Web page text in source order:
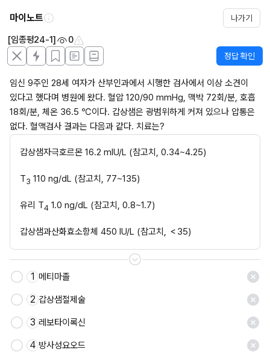
마이노트 나가기
[임종평24-1] 0
정답 확인
임신 9주인 28세 여자가 산부인과에서 시행한 검사에서 이상 소견이
있다고 했다며 병원에 왔다. 혈압 120/90 mmHg, 맥박 72회/분, 호흡
18회/분, 체온 36.5 ℃이다. 갑상샘은 광범위하게 커져 있으나 압통은
없다. 혈액검사 결과는 다음과 같다. 치료는?
갑상샘자극호르몬 16.2 mIU/L (참고치, 0.34~4.25)
T3 110 ng/dL (참고치, 77~135)
유리 T4 1.0 ng/dL (참고치, 0.8~1.7)
갑상샘과산화효소항체 450 IU/L (참고치, ＜35)
1 메티마졸
2 갑상샘절제술
3 레보타이록신
4 방사성요오드